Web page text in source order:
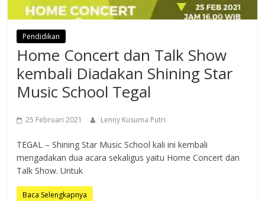
Pendidikan
Home Concert dan Talk Show
kembali Diadakan Shining Star
Music School Tegal
25 Februari 2021 Lenny Kusuma Putri
TEGAL – Shining Star Music School kali ini kembali
mengadakan dua acara sekaligus yaitu Home Concert dan
Talk Show. Untuk
Baca Selengkapnya